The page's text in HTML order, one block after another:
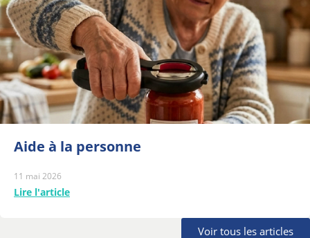
Aide à la personne
11 mai 2026
Lire l'article
Voir tous les articles